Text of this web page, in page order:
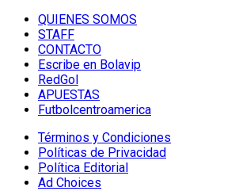
QUIENES SOMOS
STAFF
CONTACTO
Escribe en Bolavip
RedGol
APUESTAS
Futbolcentroamerica
Términos y Condiciones
Políticas de Privacidad
Política Editorial
Ad Choices